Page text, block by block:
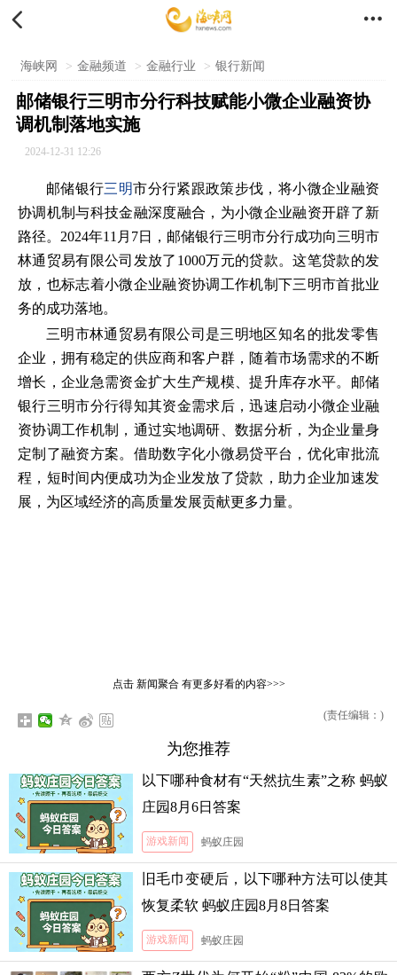
 
海峡网 > 金融频道 > 金融行业 > 银行新闻
邮储银行三明市分行科技赋能小微企业融资协
调机制落地实施
2024-12-31 12:26
邮储银行三明市分行紧跟政策步伐，将小微企业融资
协调机制与科技金融深度融合，为小微企业融资开辟了新
路径。2024年11月7日，邮储银行三明市分行成功向三明市
林通贸易有限公司发放了1000万元的贷款。这笔贷款的发
放，也标志着小微企业融资协调工作机制下三明市首批业
务的成功落地。
三明市林通贸易有限公司是三明地区知名的批发零售
企业，拥有稳定的供应商和客户群，随着市场需求的不断
增长，企业急需资金扩大生产规模、提升库存水平。邮储
银行三明市分行得知其资金需求后，迅速启动小微企业融
资协调工作机制，通过实地调研、数据分析，为企业量身
定制了融资方案。借助数字化小微易贷平台，优化审批流
程，短时间内便成功为企业发放了贷款，助力企业加速发
展，为区域经济的高质量发展贡献更多力量。
点击 新闻聚合有更多好看的内容>>>
(责任编辑：)
为您推荐
以下哪种食材有“天然抗生素”之称 蚂蚁
庄园8月6日答案
游戏新闻 蚂蚁庄园
旧毛巾变硬后，以下哪种方法可以使其
恢复柔软 蚂蚁庄园8月8日答案
游戏新闻 蚂蚁庄园